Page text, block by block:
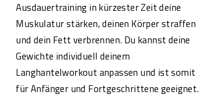
Ausdauertraining in kürzester Zeit deine
Muskulatur stärken, deinen Körper straffen
und dein Fett verbrennen. Du kannst deine
Gewichte individuell deinem
Langhantelworkout anpassen und ist somit
für Anfänger und Fortgeschrittene geeignet.